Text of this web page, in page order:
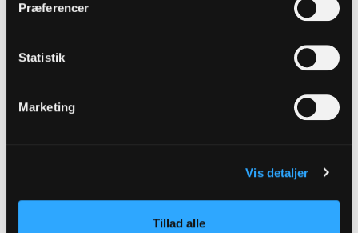
Præferencer
Statistik
Marketing
Vis detaljer
Tillad alle